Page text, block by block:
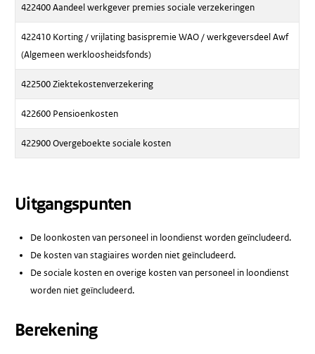
422400 Aandeel werkgever premies sociale verzekeringen
422410 Korting / vrijlating basispremie WAO / werkgeversdeel Awf
(Algemeen werkloosheidsfonds)
422500 Ziektekostenverzekering
422600 Pensioenkosten
422900 Overgeboekte sociale kosten
Uitgangspunten
De loonkosten van personeel in loondienst worden geïncludeerd.
De kosten van stagiaires worden niet geïncludeerd.
De sociale kosten en overige kosten van personeel in loondienst
worden niet geïncludeerd.
Berekening